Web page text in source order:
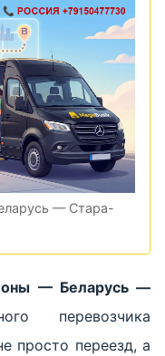
— Стара-
— Беларусь —
перевозчика
просто переезд, а